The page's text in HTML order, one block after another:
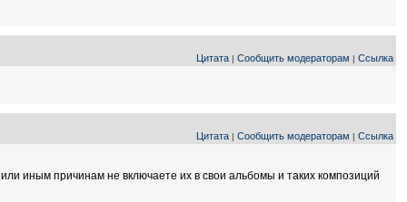
Цитата | Сообщить модераторам | Ссылка
Цитата | Сообщить модераторам | Ссылка
иным причинам не включаете их в свои альбомы и таких композиций